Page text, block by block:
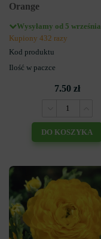
Orange
Wysyłamy od 5 września
Kupiony 432 razy
Kod produktu
Ilość w paczce
7.50 zł
DO KOSZYKA